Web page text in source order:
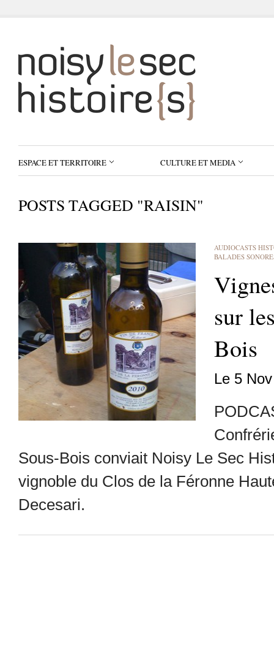
ESPACE ET TERRITOIRE CULTURE ET MEDIA
POSTS TAGGED "RAISIN"
AUDIOCASTS
BALADES
sur
Bois
Le 5
Sous-Bois conviait Noisy Le Sec
vignoble du Clos de la Féronne
Decesari.